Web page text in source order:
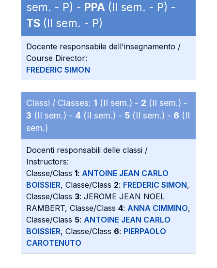
sem. - P) - PPA (II sem. - P) -
TS (II sem. - P)
Docente responsabile dell'insegnamento /
Course Director:
FREDERIC SIMON
Classi / Classes: 1 (II sem.) - 2 (II sem.) -
3 (II sem.) - 4 (II sem.) - 5 (II sem.) - 6 (II
sem.)
Docenti responsabili delle classi /
Instructors:
Classe/Class 1: ANTOINE JEAN CARLO
BOISSIER, Classe/Class 2: FREDERIC SIMON,
Classe/Class 3: JEROME JEAN NOEL
RAMBERT, Classe/Class 4: ANNA CIMMINO,
Classe/Class 5: ANTOINE JEAN CARLO
BOISSIER, Classe/Class 6: PIERPAOLO
CAROTENUTO